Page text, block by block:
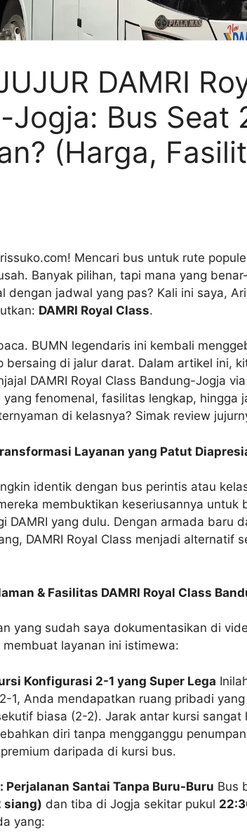
DAMRI
Jogja: Bus Seat
(Harga,
Mencari bus untuk rute
Banyak pilihan, tapi mana yang
dengan jadwal yang pas? Kali ini saya,
DAMRI Royal Class.
BUMN legendaris ini kembali
bersaing di jalur darat. Dalam artikel ini,
DAMRI Royal Class Bandung-Jogja
yang fenomenal, fasilitas lengkap, hingga
di kelasnya? Simak review
Layanan yang Patut
identik dengan bus perintis atau
membuktikan keseriusannya untuk
DAMRI yang dulu. Dengan armada baru
DAMRI Royal Class menjadi alternatif
& Fasilitas DAMRI Royal Class
yang sudah saya dokumentasikan di
layanan ini istimewa:
Konfigurasi 2-1 yang Super Lega
1, Anda mendapatkan ruang pribadi
biasa (2-2). Jarak antar kursi sangat
diri tanpa mengganggu
daripada di kursi bus.
Perjalanan Santai Tanpa Buru-Buru Bus
siang) dan tiba di Jogja sekitar pukul
yang: